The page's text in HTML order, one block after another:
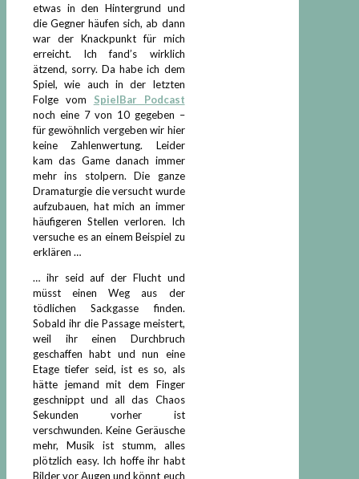
etwas in den Hintergrund und
die Gegner häufen sich, ab dann
war der Knackpunkt für mich
erreicht. Ich fand’s wirklich
ätzend, sorry. Da habe ich dem
Spiel, wie auch in der letzten
Folge vom SpielBar Podcast
noch eine 7 von 10 gegeben –
für gewöhnlich vergeben wir hier
keine Zahlenwertung. Leider
kam das Game danach immer
mehr ins stolpern. Die ganze
Dramaturgie die versucht wurde
aufzubauen, hat mich an immer
häufigeren Stellen verloren. Ich
versuche es an einem Beispiel zu
erklären …
… ihr seid auf der Flucht und
müsst einen Weg aus der
tödlichen Sackgasse finden.
Sobald ihr die Passage meistert,
weil ihr einen Durchbruch
geschaffen habt und nun eine
Etage tiefer seid, ist es so, als
hätte jemand mit dem Finger
geschnippt und all das Chaos
Sekunden vorher ist
verschwunden. Keine Geräusche
mehr, Musik ist stumm, alles
plötzlich easy. Ich hoffe ihr habt
Bilder vor Augen und könnt euch